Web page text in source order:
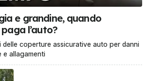
e grandine, quando
paga l’auto?
delle coperture assicurative auto per danni
e allagamenti